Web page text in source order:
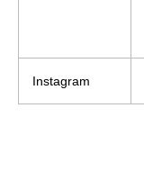
Instagram